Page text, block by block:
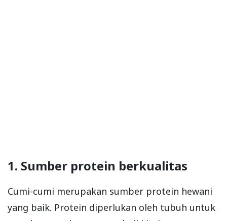
1. Sumber protein berkualitas
Cumi-cumi merupakan sumber protein hewani
yang baik. Protein diperlukan oleh tubuh untuk